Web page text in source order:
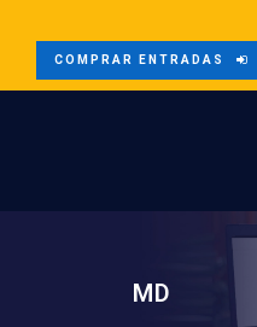
COMPRAR ENTRADAS
MD